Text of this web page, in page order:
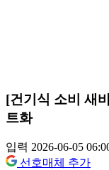
[건기식 소비 새
트화
입력 2026-06-05
선호매체 추가